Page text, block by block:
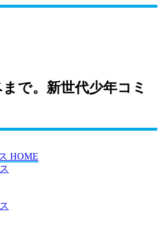
で。新世代少年コミ
HOME